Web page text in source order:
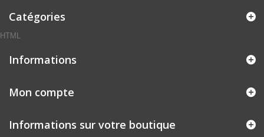
Catégories
HTML
Informations
Mon compte
Informations sur votre boutique